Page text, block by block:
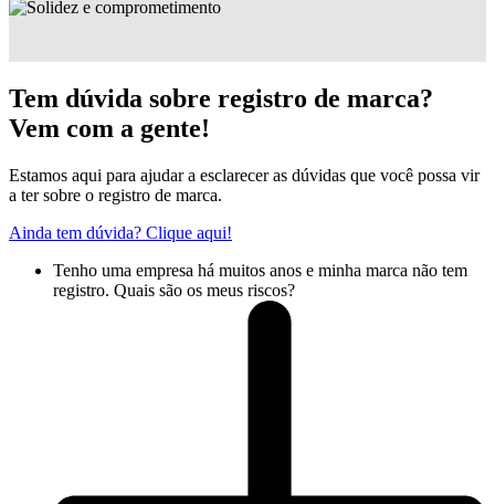
Tem dúvida sobre registro de marca?
Vem com a gente!
Estamos aqui para ajudar a esclarecer as dúvidas que você possa vir
a ter sobre o registro de marca.
Ainda tem dúvida? Clique aqui!
Tenho uma empresa há muitos anos e minha marca não tem
registro. Quais são os meus riscos?